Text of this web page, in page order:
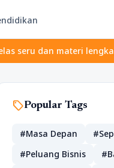
lengkap hanya di
sellPopular Tags
#Masa Depan
#Peluang Bisnis